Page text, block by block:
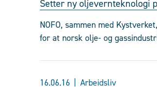
Setter ny oljevernteknologi
NOFO, sammen med
for at norsk olje- og
16.06.16 Arbeidsliv